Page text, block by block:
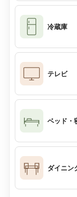
冷蔵庫
テレビ
ベッド・
ダイニン